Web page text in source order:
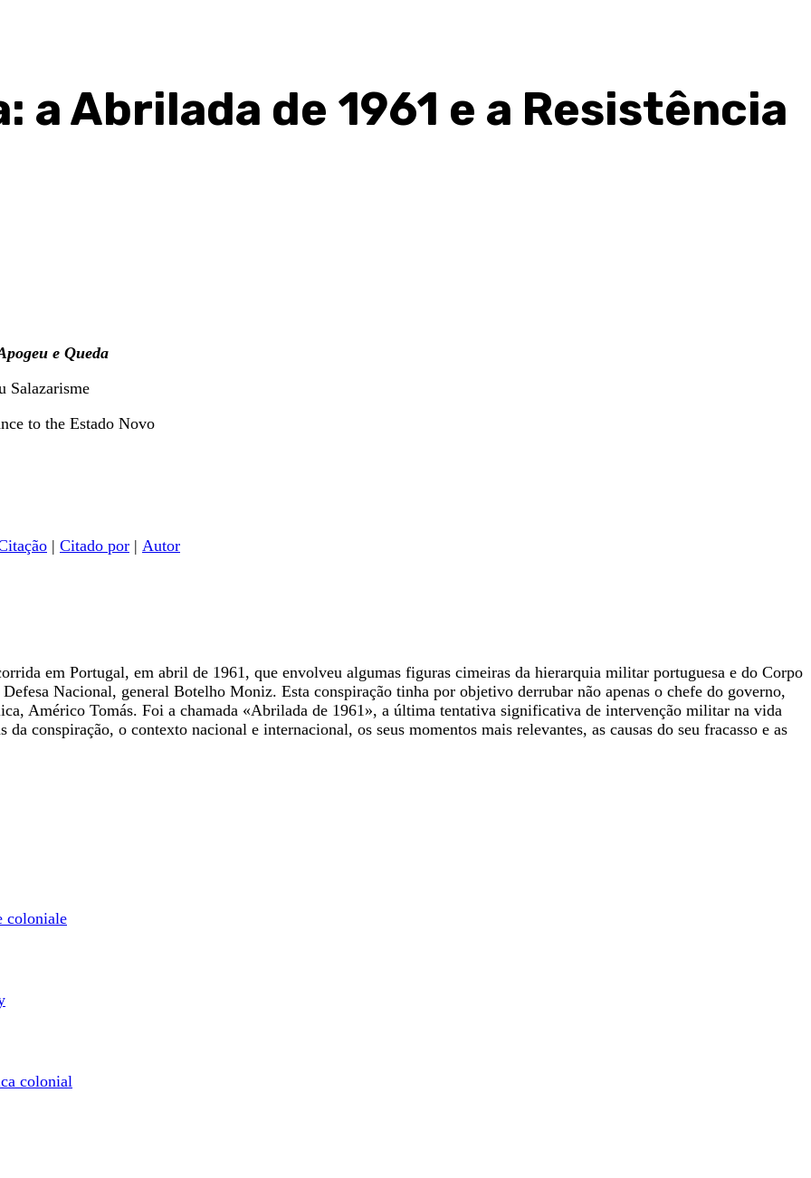
a Abrilada de 1961 e a Resistência
e Queda
Salazarisme
to the Estado Novo
| Citado por | Autor
em Portugal, em abril de 1961, que envolveu algumas figuras cimeiras da hierarquia militar portuguesa e do Corpo
Nacional, general Botelho Moniz. Esta conspiração tinha por objetivo derrubar não apenas o chefe do governo,
Américo Tomás. Foi a chamada «Abrilada de 1961», a última tentativa significativa de intervenção militar na vida
conspiração, o contexto nacional e internacional, os seus momentos mais relevantes, as causas do seu fracasso e as
coloniale
colonial